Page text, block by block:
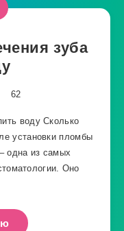
зуба
62
воду Сколько
установки пломбы
одна из самых
Оно